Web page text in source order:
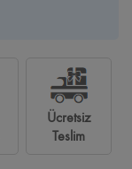
Ücretsiz
Teslim